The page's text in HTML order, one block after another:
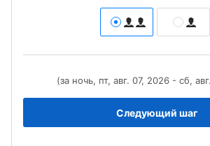
(за ночь, пт, авг. 07, 2026 - сб,
Следующий шаг